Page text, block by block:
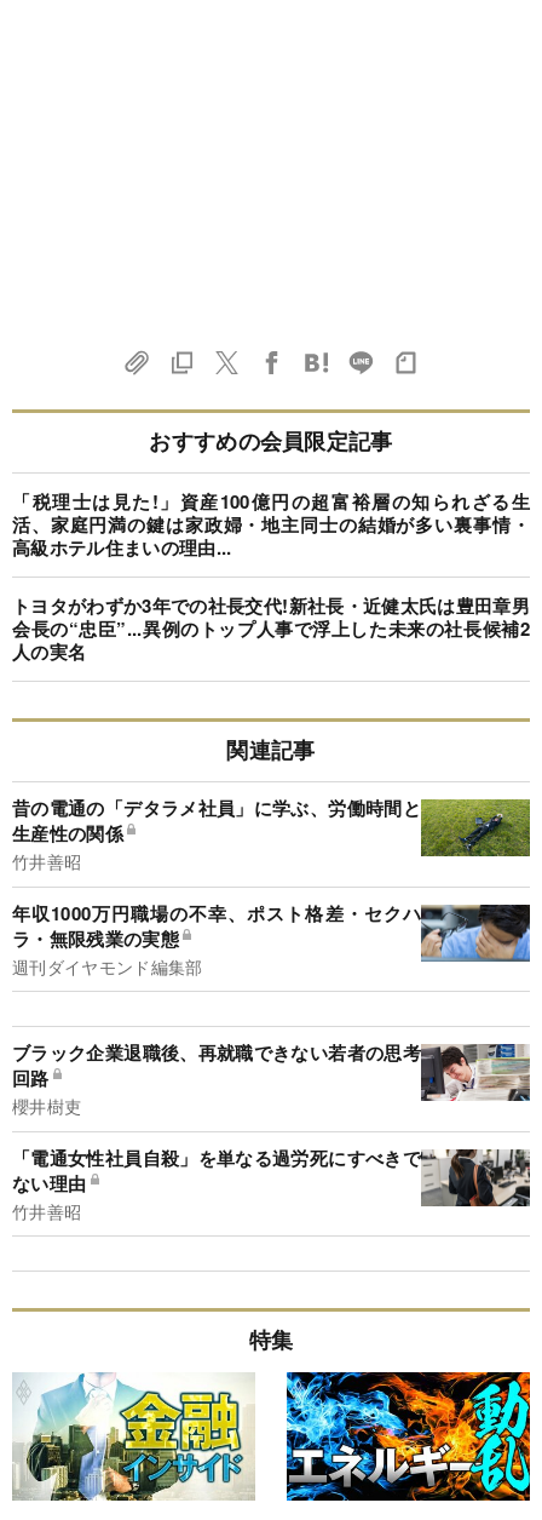
おすすめの会員限定記事
「税理士は見た!」資産100億円の超富裕層の知られざる生
活、家庭円満の鍵は家政婦・地主同士の結婚が多い裏事情・
高級ホテル住まいの理由...
トヨタがわずか3年での社長交代!新社長・近健太氏は豊田章男
会長の“忠臣”...異例のトップ人事で浮上した未来の社長候補2
人の実名
関連記事
昔の電通の「デタラメ社員」に学ぶ、労働時間と
生産性の関係
竹井善昭
年収1000万円職場の不幸、ポスト格差・セクハ
ラ・無限残業の実態
週刊ダイヤモンド編集部
ブラック企業退職後、再就職できない若者の思考
回路
櫻井樹吏
「電通女性社員自殺」を単なる過労死にすべきで
ない理由
竹井善昭
特集